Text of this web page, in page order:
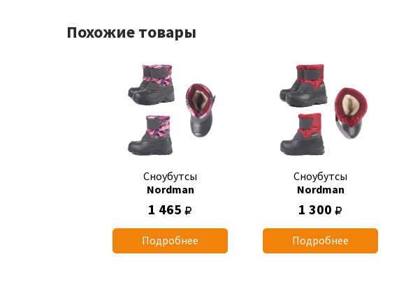
Похожие товары
Сноубутсы
Nordman
1 465
Подробнее
Сноубутсы
Nordman
1 300
Подробнее